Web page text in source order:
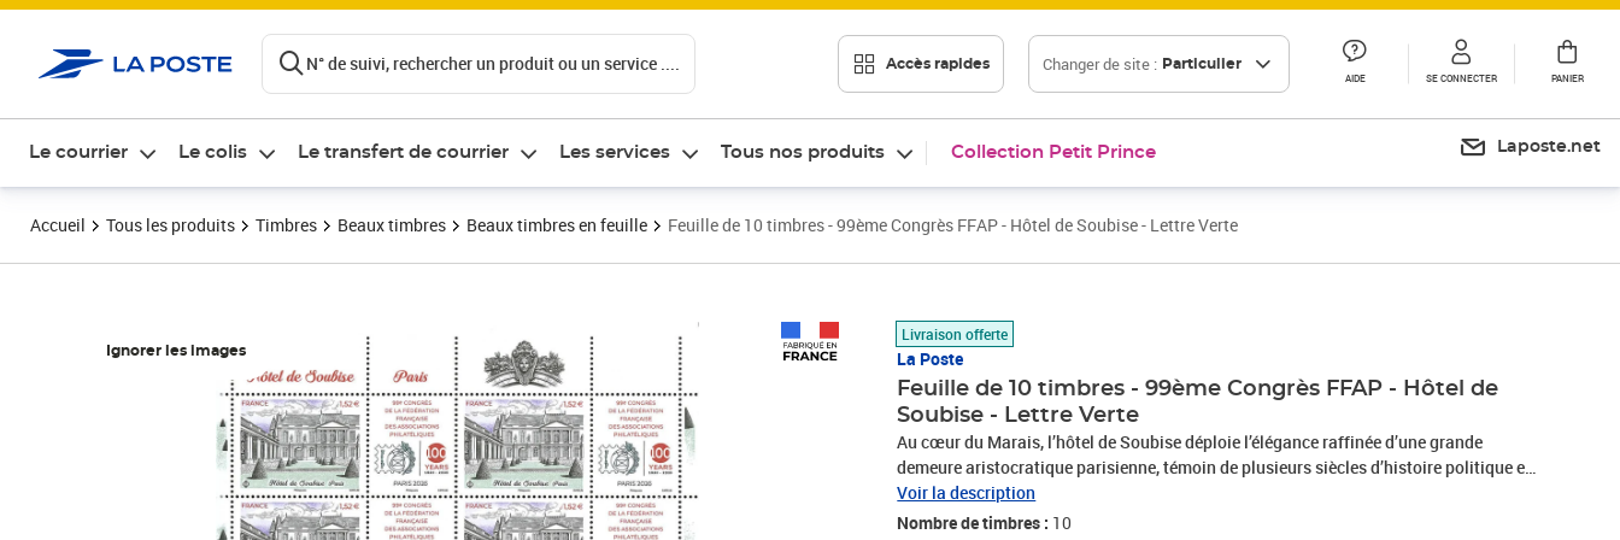
N° de suivi, rechercher un produit ou un service .... Accès rapides Changer de site : Particulier
AIDE SE CONNECTER PANIER
Le courrier Le colis Le transfert de courrier Les services Tous nos produits Collection Petit Prince Laposte.net
Accueil Tous les produits Timbres Beaux timbres Beaux timbres en feuille Feuille de 10 timbres - 99ème Congrès FFAP - Hôtel de Soubise - Lettre Verte
Ignorer les images
Livraison offerte
La Poste
Feuille de 10 timbres - 99ème Congrès FFAP - Hôtel de
Soubise - Lettre Verte
Au cœur du Marais, l’hôtel de Soubise déploie l’élégance raffinée d’une grande
demeure aristocratique parisienne, témoin de plusieurs siècles d’histoire politique et
artistique. Édifié à partir de 1705 sur l’emplacement de l’hôtel de Clisson, dont
subsiste encore le puissant portail fortifié, il devient la prestigieuse résidence des
Voir la description
Nombre de timbres : 10
Prix 15,20€